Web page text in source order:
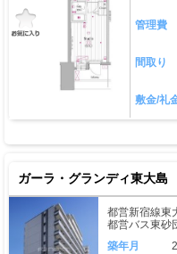
管理費
間取り
敷金/礼
ガーラ・グランディ東大島
都営新宿線東
都営バス東
築年月